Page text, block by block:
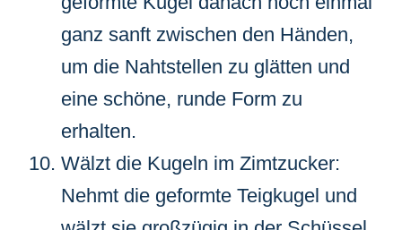
ganz sanft zwischen den Händen,
um die Nahtstellen zu glätten und
eine schöne, runde Form zu
erhalten.
Wälzt die Kugeln im Zimtzucker:
Nehmt die geformte Teigkugel und